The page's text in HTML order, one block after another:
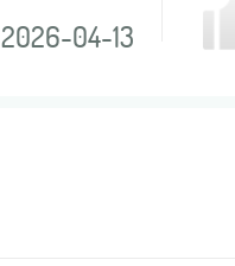
2026-04-13